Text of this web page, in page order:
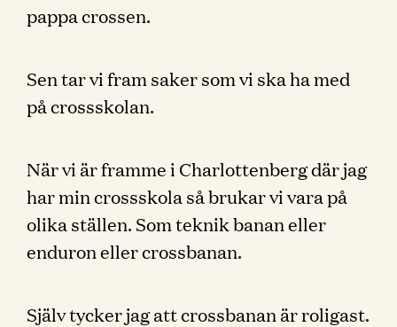
pappa crossen.
Sen tar vi fram saker som vi ska ha med
på crossskolan.
När vi är framme i Charlottenberg där jag
har min crossskola så brukar vi vara på
olika ställen. Som teknik banan eller
enduron eller crossbanan.
Själv tycker jag att crossbanan är roligast.